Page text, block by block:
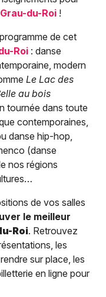
Grau-du-Roi !
de cet
Roi : danse
modern
Le Lac des
au bois
tournée dans toute
contemporaines,
danse hip-hop,
(danse
nos régions
de vos salles
le meilleur
Roi. Retrouvez
les
sur place, les
en ligne pour